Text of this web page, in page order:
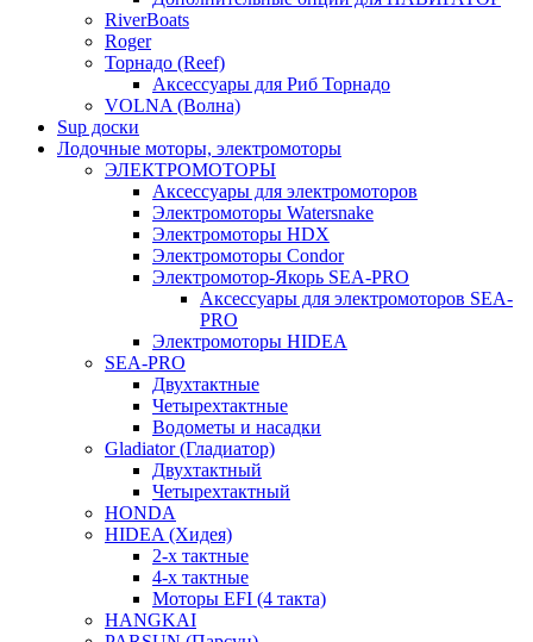
RiverBoats
Roger
Торнадо (Reef)
Аксессуары для Риб Торнадо
VOLNA (Волна)
Sup доски
Лодочные моторы, электромоторы
ЭЛЕКТРОМОТОРЫ
Аксессуары для электромоторов
Электромоторы Watersnake
Электромоторы HDX
Электромоторы Condor
Электромотор-Якорь SEA-PRO
Аксессуары для электромоторов SEA-
PRO
Электромоторы HIDEA
SEA-PRO
Двухтактные
Четырехтактные
Водометы и насадки
Gladiator (Гладиатор)
Двухтактный
Четырехтактный
HONDA
HIDEA (Хидея)
2-х тактные
4-х тактные
Моторы EFI (4 такта)
HANGKAI